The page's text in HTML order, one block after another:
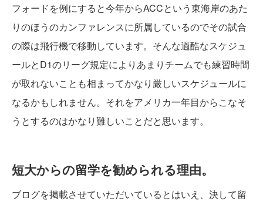
フォードを例にすると今年からACCという東海岸のあた
りのほうのカンファレンスに所属しているのでその試合
の際は飛行機で移動しています。そんな過酷なスケジュ
ールとD1のリーグ規定によりあまりチームでも練習時間
が取れないことも相まってかなり厳しいスケジュールに
なるかもしれません。それをアメリカ一年目からこなそ
うとするのはかなり難しいことだと思います。
短大からの留学を勧められる理由。
ブログを掲載させていただいているとはいえ、決して留